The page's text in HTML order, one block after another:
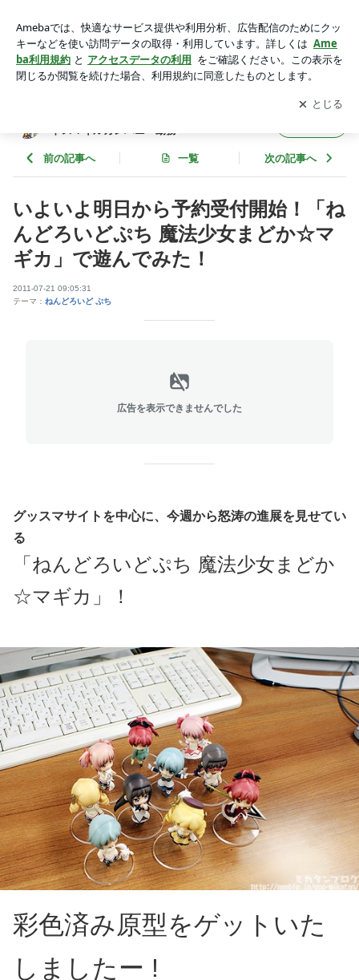
女まどか☆マギカ」で遊んでみた！ | カホタンブログ｜フィギ
ュアメーカー・グッドスマイルカンパニー勤務
アプリをダウンロードして ブログの更新通知
を受け取りまし
ょう。
開く
ドスマイルカンパニー勤務
前の記事へ 一覧 次の記事へ
いよいよ明日から予約受付開始！「ね
んどろいどぷち 魔法少女まどか☆マ
ギカ」で遊んでみた！
2011-07-21 09:05:31
テーマ： ねんどろいど ぷち
広告を表示できませんでした
グッスマサイトを中心に、今週から怒涛の進展を見せてい
る
「ねんどろいどぷち 魔法少女まどか
☆マギカ」！
彩色済み原型をゲットいた
しましたー !